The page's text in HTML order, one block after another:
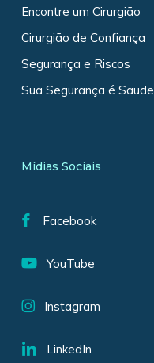
Encontre um Cirurgião
Cirurgião de Confiança
Segurança e Riscos
Sua Segurança é Saude
Mídias Sociais
Facebook
YouTube
Instagram
LinkedIn